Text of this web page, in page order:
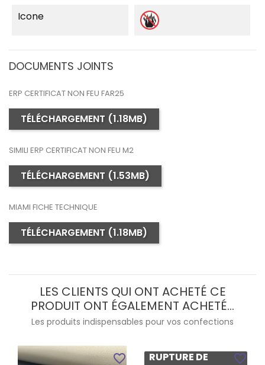
Icone
DOCUMENTS JOINTS
ERP CERTIFICAT NON FEU FAR25
TÉLÉCHARGEMENT (1.18MB)
SIMILI ERP CERTIFICAT NON FEU M2
TÉLÉCHARGEMENT (1.53MB)
MIAMI FICHE TECHNIQUE
TÉLÉCHARGEMENT (1.18MB)
LES CLIENTS QUI ONT ACHETÉ CE
PRODUIT ONT ÉGALEMENT ACHETÉ...
Les produits indispensables pour vos confections
favorite_border
RUPTURE DE
favorite_border